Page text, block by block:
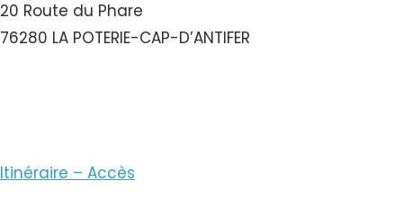
20 Route du Phare
76280 LA POTERIE-CAP-D’ANTIFER
Itinéraire – Accès